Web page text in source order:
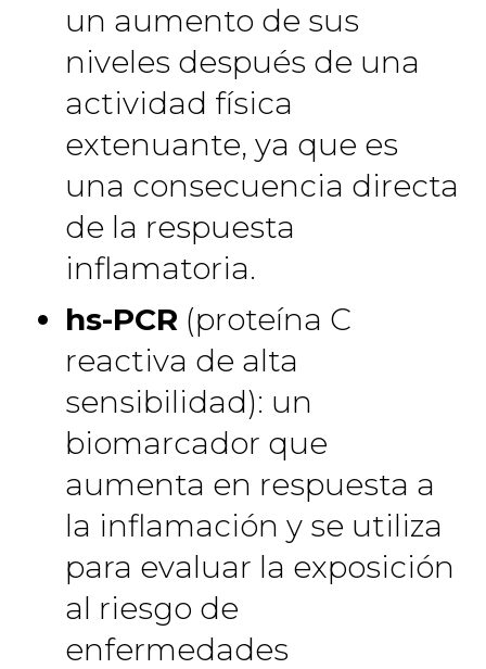
un aumento de sus
niveles después de una
actividad física
extenuante, ya que es
una consecuencia directa
de la respuesta
inflamatoria.
hs-PCR (proteína C
reactiva de alta
sensibilidad): un
biomarcador que
aumenta en respuesta a
la inflamación y se utiliza
para evaluar la exposición
al riesgo de
enfermedades